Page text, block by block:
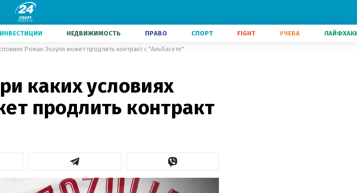
ИНВЕСТИЦИИ НЕДВИЖИМОСТЬ ПРАВО СПОРТ FIGHT УЧЕБА
Роман Зозуля может продлить контракт с "Альбасете"
каких условиях
продлить контракт